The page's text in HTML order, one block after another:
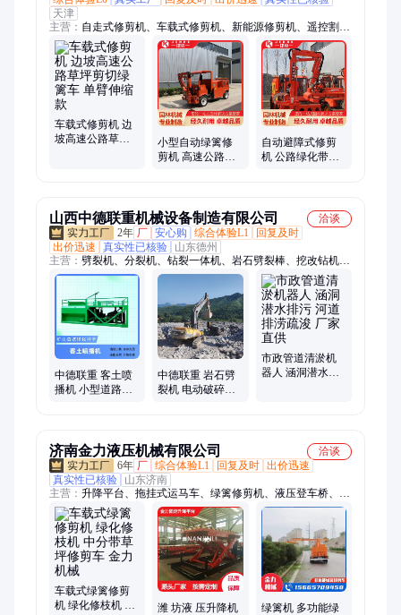
天津
主营： 自走式修剪机、车载式修剪机、新能源修剪机、遥控割草
机、履带割草机、混动割草机、增程割草机、新能源割草机、球
形修剪机附件、粉碎修剪机附件、高速公路绿化养护设备
车载式修剪机 边
坡高速公路草坪
小型自动绿篱修
剪机 高速公路绿
自动避障式修剪
机 公路绿化带草
山西中德联重机械设备制造有限公司
洽谈
2年 厂 安心购 综合体验L1
回复及时
出价迅速
真实性已核验
山东德州
主营： 劈裂机、分裂机、钻裂一体机、岩石劈裂棒、挖改钻机、
挖改光伏钻孔机、混凝土液压钳、井下液压矿用裂岩机、冷弯
机、愚公斧、清淤机器人、一次性膨胀管、氧化碳压裂管、喷播
中德联重 客土喷
播机 小型道路防
中德联重 岩石劈
裂机 电动破碎岩
市政管道清淤机
器人 涵洞潜水排
济南金力液压机械有限公司
洽谈
6年 厂 综合体验L1 回复及时 出价迅速
真实性已核验
山东济南
主营： 升降平台、拖挂式运马车、绿篱修剪机、液压登车桥、升
降货梯、升降机、运马车、绿篱修剪车、剪叉式升降平台、果园
采摘机、液压升降机、自行式升降机、固定式升降机、固定升降
平台、大型升降机、剪叉升降平台、液压升降平台、大吨位升降
平台、大型升降平台、液压系统、装卸货平台、固定登车桥、移
动登车桥、大载荷升降平台、自行式升降平台
车载式绿篱修剪
机 绿化修枝机 中
潍 坊液 压升降机
绿篱机 多功能绿